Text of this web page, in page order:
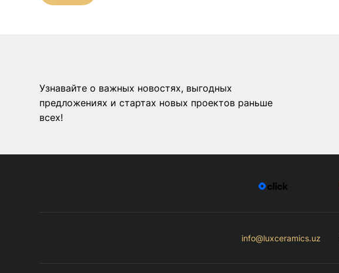
Узнавайте о важных новостях, выгодных
предложениях и стартах новых проектов раньше
всех!
info@luxceramics.uz